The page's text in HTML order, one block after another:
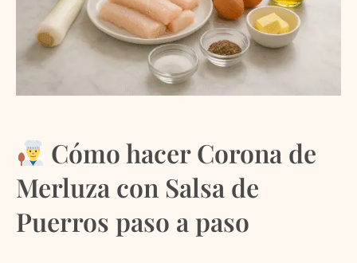
Cómo hacer Corona de
Merluza con Salsa de
Puerros paso a paso